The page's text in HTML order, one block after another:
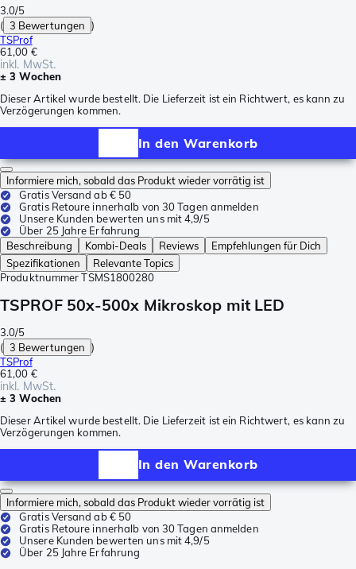
3.0/5
( 3 Bewertungen )
TSProf
61,00 €
inkl. MwSt.
± 3 Wochen
Dieser Artikel wurde bestellt. Die Lieferzeit ist ein Richtwert, es kann zu
Verzögerungen kommen.
In den Warenkorb
Informiere mich, sobald das Produkt wieder vorrätig ist
Gratis Versand ab € 50
Gratis Retoure innerhalb von 30 Tagen anmelden
Unsere Kunden bewerten uns mit 4,9/5
Über 25 Jahre Erfahrung
Beschreibung
Kombi-Deals Reviews
Empfehlungen für Dich
Spezifikationen
Relevante Topics
Produktnummer TSMS1800280
TSPROF 50x-500x Mikroskop mit LED
3.0/5
( 3 Bewertungen )
TSProf
61,00 €
inkl. MwSt.
± 3 Wochen
Dieser Artikel wurde bestellt. Die Lieferzeit ist ein Richtwert, es kann zu
Verzögerungen kommen.
In den Warenkorb
Informiere mich, sobald das Produkt wieder vorrätig ist
Gratis Versand ab € 50
Gratis Retoure innerhalb von 30 Tagen anmelden
Unsere Kunden bewerten uns mit 4,9/5
Über 25 Jahre Erfahrung